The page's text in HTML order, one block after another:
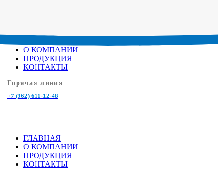
О КОМПАНИИ
ПРОДУКЦИЯ
КОНТАКТЫ
Горячая линия
+7 (962) 611-12-48
ГЛАВНАЯ
О КОМПАНИИ
ПРОДУКЦИЯ
КОНТАКТЫ